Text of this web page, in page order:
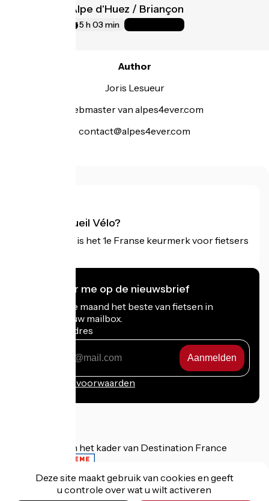
Optie L'Alpe d'Huez / Briançon
5 h 03 min
Author
Joris Lesueur
webmaster van alpes4ever.com
contact@alpes4ever.com
Wat is Accueil Vélo?
Accueil Vélo is het 1e Franse keurmerk voor fietsers
Ik abonneer me op de nieuwsbrief
Ontvang elke maand het beste van fietsen in
Frankrijk in uw mailbox.
Mijn e-mailadres
Inschrijvingsvoorwaarden
Gefinancierd in het kader van Destination France
Deze site maakt gebruik van cookies en geeft
u controle over wat u wilt activeren